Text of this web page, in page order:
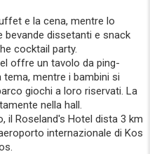
e la cena, mentre lo
bevande dissetanti e snack
cocktail party.
offre un tavolo da ping-
mentre i bambini si
giochi a loro riservati. La
nella hall.
il Roseland's Hotel dista 3 km
internazionale di Kos